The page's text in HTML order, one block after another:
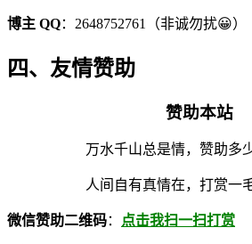
博主 QQ：2648752761（非诚勿扰😀）
四、友情赞助
赞助本站
万水千山总是情，赞助多
人间自有真情在，打赏一
微信赞助二维码： 点击我扫一扫打赏